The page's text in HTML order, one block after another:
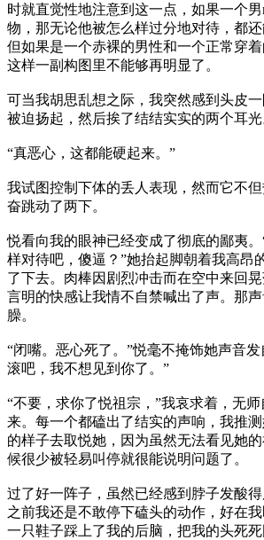
时就直觉性地注意到这一点，如果一个
物，那无论他被怎么样过分地对待，都还
但如果是一个赤裸的男性和一个正常穿
这样一副构图里不能够再明显了。
可当我胡思乱想之际，我突然感到头皮
被迫扬起，然后挨了结结实实的两个耳光
“真恶心，这都能硬起来。”
我试图控制下体的丢人表现，然而它不
奋跳动了两下。
悦看向我的眼神已经变成了彻底的鄙夷
样对待吧，傻逼？”她抬起脚朝着我高昂
了下去。肉棒因剧烈冲击而在空中来回
言明的快感让我情不自禁喊出了声。那
臊。
“闭嘴。恶心死了。”悦毫不掩饰她声音
滚吧，我不想见到你了。”
“不要，求你了悦祖宗，”我哀求着，无
来。每一个都磕出了结实的声响，我推
的样子去取悦她，因为虽然无法看见她
候很少被轻易叫停就很能说明问题了。
过了好一阵子，虽然已经感到脖子发酸
之前我还是不敢停下磕头的动作，好在我
一只鞋子踩上了我的后脑，把我的头死死